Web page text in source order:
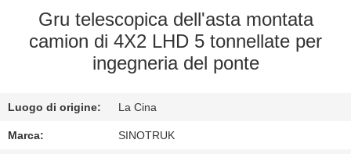
ALLA
FABBRICA
DELLA
QUALITÀ
Gru telescopica dell'asta montata
camion di 4X2 LHD 5 tonnellate per
ingegneria del ponte
Luogo di origine: La Cina
Marca: SINOTRUK